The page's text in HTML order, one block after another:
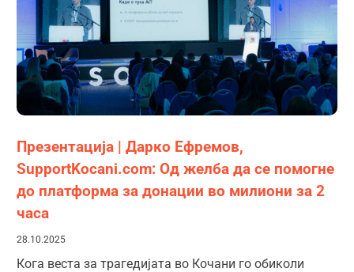
Презентација | Дарко Ефремов,
SupportKocani.com: Од желба да се помогне
до платформа за донации во милиони за 2
часа
28.10.2025
Кога веста за трагедијата во Кочани го обиколи